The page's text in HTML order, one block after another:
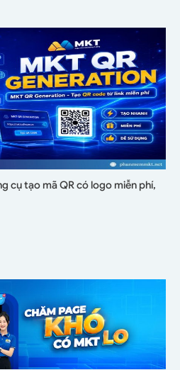
cụ tạo mã QR có logo miễn phí,